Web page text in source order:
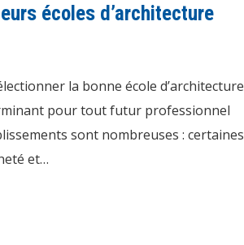
écoles d’architecture
la bonne école d’architecture
pour tout futur professionnel
sont nombreuses : certaines
et…